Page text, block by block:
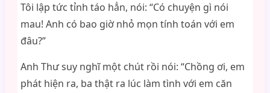
Tôi lập tức tỉnh táo hẳn, nói: “Có chuyện gì nói
mau! Anh có bao giờ nhỏ mọn tính toán với em
đâu?”
Anh Thư suy nghĩ một chút rồi nói: “Chồng ơi, em
phát hiện ra, ba thật ra lúc làm tình với em căn